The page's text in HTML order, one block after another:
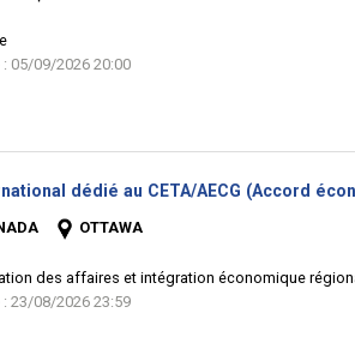
05/09/2026 20:00
dédié au CETA/AECG (Accord
OTTAWA
des affaires et intégration économique
23/08/2026 23:59